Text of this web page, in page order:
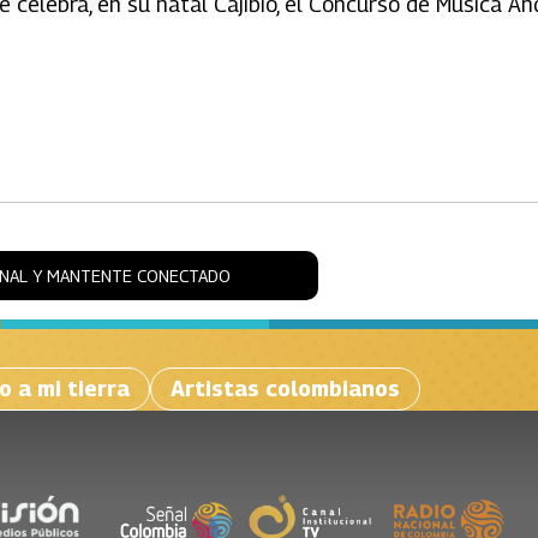
Y MANTENTE CONECTADO
a mi tierra Artistas colombianos